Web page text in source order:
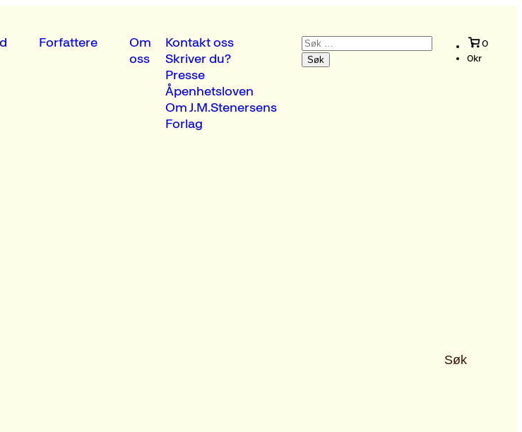
Forfattere
Om
oss
Kontakt oss
Skriver du?
Presse
Åpenhetsloven
Om J.M.Stenersens
Forlag
Søk
etter:
Søk
0
0kr